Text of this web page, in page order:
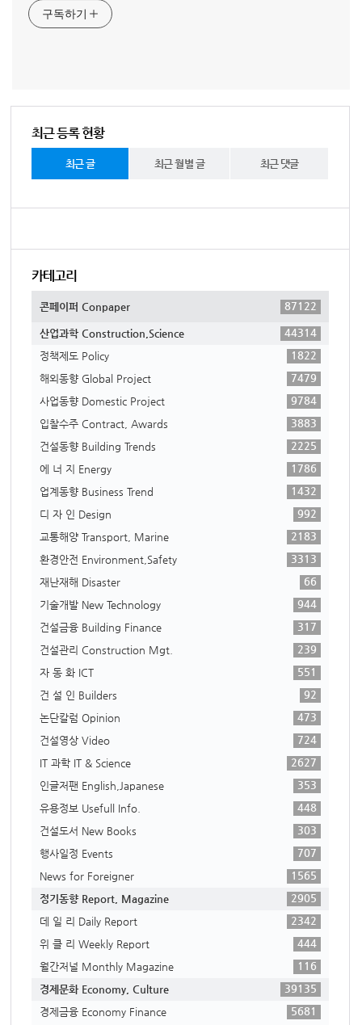
구독하기
최근 등록 현황
최근 글 최근 월별 글 최근 댓글
카테고리
콘페이퍼 Conpaper 87122
산업과학 Construction,Science
44314
정책제도 Policy
1822
해외동향 Global Project
7479
사업동향 Domestic Project
9784
입찰수주 Contract, Awards
3883
건설동향 Building Trends
2225
에 너 지 Energy
1786
업계동향 Business Trend
1432
디 자 인 Design
992
교통해양 Transport, Marine
2183
환경안전 Environment,Safety
3313
재난재해 Disaster
66
기술개발 New Technology
944
건설금융 Building Finance
317
건설관리 Construction Mgt.
239
자 동 화 ICT
551
건 설 인 Builders
92
논단칼럼 Opinion
473
건설영상 Video
724
IT 과학 IT & Science
2627
인글저팬 English,Japanese
353
유용정보 Usefull Info.
448
건설도서 New Books
303
행사일정 Events
707
News for Foreigner
1565
정기동향 Report, Magazine
2905
데 일 리 Daily Report
2342
위 클 리 Weekly Report
444
월간저널 Monthly Magazine
116
경제문화 Economy, Culture
39135
경제금융 Economy Finance
5681